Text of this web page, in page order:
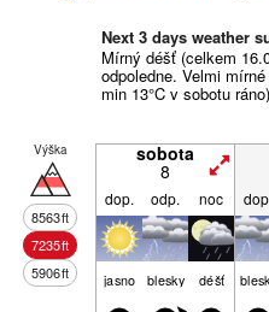
Next 3 days weather
Mírný déšť (celkem
odpoledne. Velmi
min 13°C v sobotu
Výška
8563ft
7235ft
5906ft
sobota
8
dop. odp. noc
jasno blesky déšť